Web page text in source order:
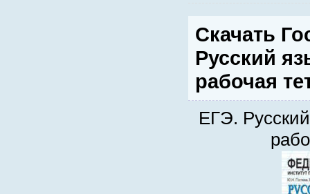
Скачать
Русский
рабочая
ЕГЭ.